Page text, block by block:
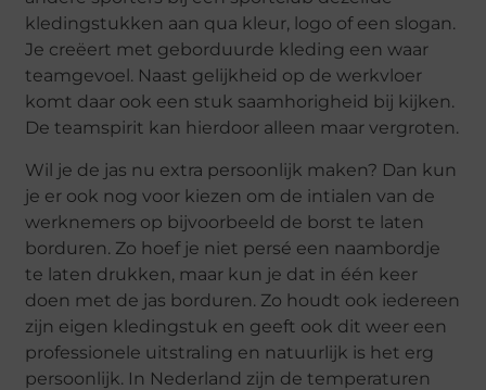
kledingstukken aan qua kleur, logo of een slogan.
Je creëert met geborduurde kleding een waar
teamgevoel. Naast gelijkheid op de werkvloer
komt daar ook een stuk saamhorigheid bij kijken.
De teamspirit kan hierdoor alleen maar vergroten.
Wil je de jas nu extra persoonlijk maken? Dan kun
je er ook nog voor kiezen om de intialen van de
werknemers op bijvoorbeeld de borst te laten
borduren. Zo hoef je niet persé een naambordje
te laten drukken, maar kun je dat in één keer
doen met de jas borduren. Zo houdt ook iedereen
zijn eigen kledingstuk en geeft ook dit weer een
professionele uitstraling en natuurlijk is het erg
persoonlijk. In Nederland zijn de temperaturen